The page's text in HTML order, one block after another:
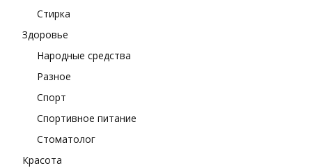
Стирка
Здоровье
Народные средства
Разное
Спорт
Спортивное питание
Стоматолог
Красота